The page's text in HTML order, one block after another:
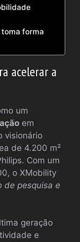
forma
acelerar a
um
em
visionário
de 4.200 m²
Com um
o XMobility
de pesquisa e
geração
e